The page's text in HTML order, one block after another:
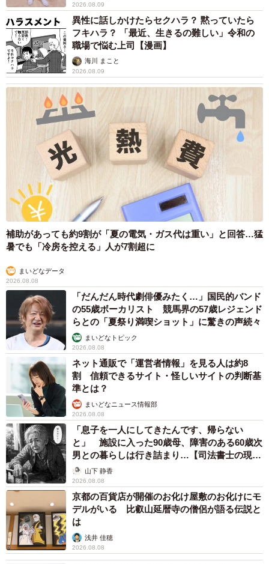
2026.08.09
異性に話しかけたらセクハラ？ 黙っていたら
フキハラ？ 「最近、生きるの難しい」令和の
職場で悩む上司【漫画】
海川 まこと
2026.08.09
補助があっても約9割が「夏の電気・ガス代は重い」と回答…猛
暑でも「冷房を控える」人が7割超に
まいどなデータ
2026.08.08
「だんだん時代劇俳優みたく…」国民的バンド
の55歳ボーカリスト 競馬界の57歳レジェンド
らとの「夏祭り満喫ショット」に驚きの声続々
まいどなトピック
2026.08.08
ネット通販で「運営者情報」を見る人は約8
割 信頼できるサイト・怪しいサイトの判断基
準とは？
まいどなニュース情報部
2026.08.08
「息子を一人にしてきたんです、帰らない
と」 施設に入った90歳母、障害のある60歳次
男との暮らしは行き詰まり…【司法書士の現場
から】山下 静香
2026.08.08
京都の百貨店が開催のお化け屋敷のお化けにモ
デルがいる 比叡山延暦寺の僧侶が語る伝説と
は
浅井 佳穂
2026.08.08